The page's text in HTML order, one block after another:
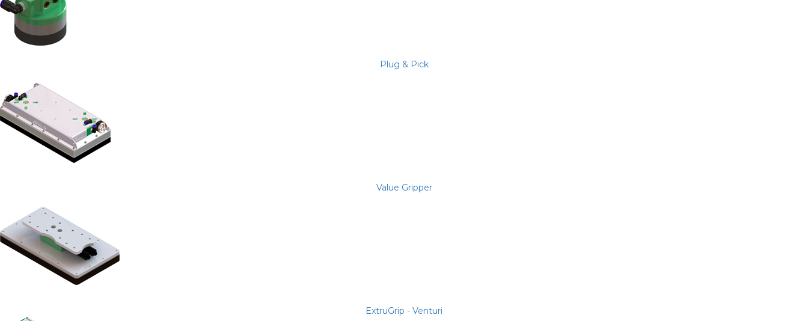
Plug & Pick
Value Gripper
ExtruGrip - Venturi